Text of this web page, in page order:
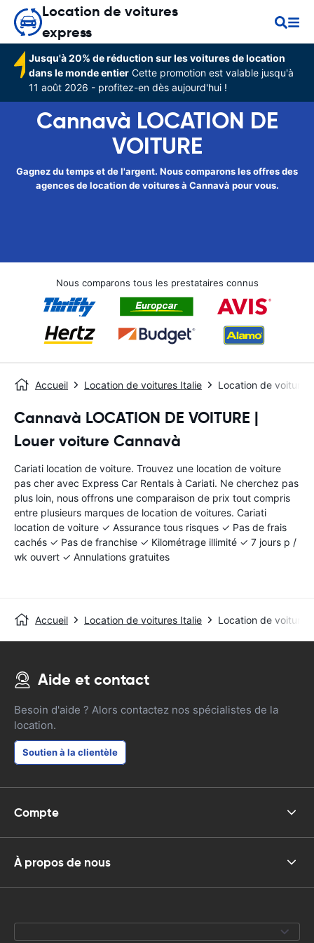
Location de voitures
express
Jusqu'à 20% de réduction sur les voitures de location
dans le monde entier Cette promotion est valable jusqu'à
11 août 2026 - profitez-en dès aujourd'hui !
Cannavà LOCATION DE
VOITURE
Gagnez du temps et de l'argent. Nous comparons les offres des
agences de location de voitures à Cannavà pour vous.
Nous comparons tous les prestataires connus
Accueil Location de voitures Italie Location de voitures
Cannavà LOCATION DE VOITURE |
Louer voiture Cannavà
Cariati location de voiture. Trouvez une location de voiture
pas cher avec Express Car Rentals à Cariati. Ne cherchez pas
plus loin, nous offrons une comparaison de prix tout compris
entre plusieurs marques de location de voitures. Cariati
location de voiture ✓ Assurance tous risques ✓ Pas de frais
cachés ✓ Pas de franchise ✓ Kilométrage illimité ✓ 7 jours p /
wk ouvert ✓ Annulations gratuites
Accueil Location de voitures Italie Location de voitures
Aide et contact
Besoin d'aide ? Alors contactez nos spécialistes de la
location.
Soutien à la clientèle
Compte
À propos de nous